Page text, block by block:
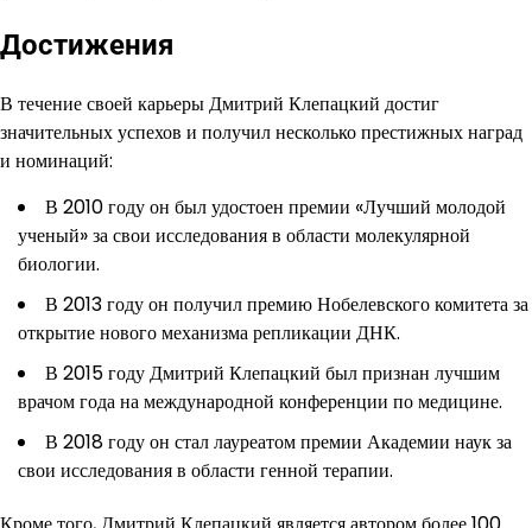
Достижения
В течение своей карьеры Дмитрий Клепацкий достиг
значительных успехов и получил несколько престижных наград
и номинаций:
В 2010 году он был удостоен премии «Лучший молодой
ученый» за свои исследования в области молекулярной
биологии.
В 2013 году он получил премию Нобелевского комитета за
открытие нового механизма репликации ДНК.
В 2015 году Дмитрий Клепацкий был признан лучшим
врачом года на международной конференции по медицине.
В 2018 году он стал лауреатом премии Академии наук за
свои исследования в области генной терапии.